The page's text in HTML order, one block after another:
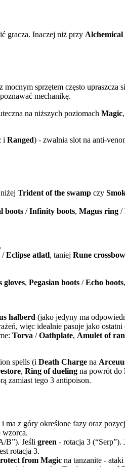
gracza. Inaczej niż przy
sprzętem często upraszcza
mechanikę.
na niższych poziomach Magic
i Ranged) - zwalnia slot na anti-
Trident of the swamp czy
boots /Infinity boots, Magus ring /
.
/Eclipse atlatl, taniej Rune crossbow
gloves, Pegasian boots /Echo boots,
halberd (jako jedyny ma
więc idealnie pasuje jako
Torva /Oathplate, Amulet of
spells (i Death Charge na
, Ring of dueling na powrót do
zamiast tego 3 antipoison.
ma z góry określone fazy oraz
wzorca.
B”). Jeśli green - rotacja 3 (“Serp”).
rotacja 3.
from Magic na tanzanite -